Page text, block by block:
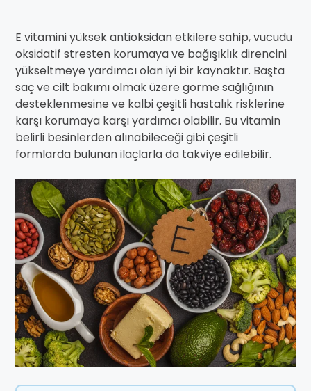
E vitamini yüksek antioksidan etkilere sahip, vücudu
oksidatif stresten korumaya ve bağışıklık direncini
yükseltmeye yardımcı olan iyi bir kaynaktır. Başta
saç ve cilt bakımı olmak üzere görme sağlığının
desteklenmesine ve kalbi çeşitli hastalık risklerine
karşı korumaya karşı yardımcı olabilir. Bu vitamin
belirli besinlerden alınabileceği gibi çeşitli
formlarda bulunan ilaçlarla da takviye edilebilir.